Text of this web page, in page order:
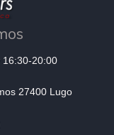
16:30-20:00
27400 Lugo